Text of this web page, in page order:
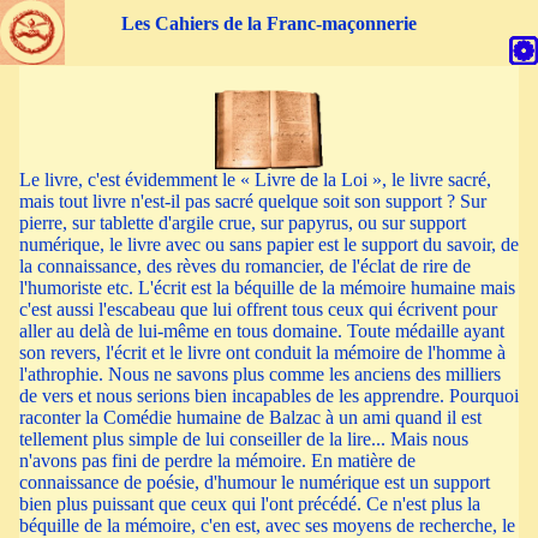
Warning
/home/u721029138/domains/cahiersdelafm.org/public_html/
: Attempt to read property "ts_alt" on null in
/home/u721029138/domains/cahiersdelafm.org/public_html/
on line
Warning: Attempt to read property "ts_lien" on null in
/home/u721029138/domains/cahiersdelafm.org/public_html/
on line152
parent->cheminfalse Array ( [0] => Tmenu Object ( [titre] =>
Éditorial du maître de danse [id] => tit_m1 [iid] => i_tit_m1 [dest]
=> "../index.php" [smenu] => 0 [smdest] => x [items] => Array ( )
[chemins] => x [chaine] =>Éditorial du maître de danse[usmenu]
=> [menuloc] => ) [1] => Tmenu Object ( [titre] => Les cahiers
parus [id] => tit_m2 [iid] => i_tit_m2 [dest] => "../index.php"
[smenu] => 0 [smdest] => parus [items] => Array ( ) [chemins] =>
parus [chaine] =>Les cahiers parus[usmenu] => [menuloc] => ) [2]
=> Tmenu Object ( [titre] => Les archives des cahiers [id] => tit_m3
[iid] => i_tit_m3 [dest] => "../index.php" [smenu] => 0 [smdest] =>
archives [items] => Array ( ) [chemins] => archives [chaine] =>
archives des cahiers [usmenu] => [menuloc] => ) [3] => Tmenu
Les Cahiers de la Franc-maçonnerie
Le livre, c'est évidemment le « Livre de la Loi », le livre sacré,
mais tout livre n'est-il pas sacré quelque soit son support ? Sur
pierre, sur tablette d'argile crue, sur papyrus, ou sur support
numérique, le livre avec ou sans papier est le support du savoir, de
la connaissance, des rèves du romancier, de l'éclat de rire de
l'humoriste etc. L'écrit est la béquille de la mémoire humaine mais
c'est aussi l'escabeau que lui offrent tous ceux qui écrivent pour
aller au delà de lui-même en tous domaine. Toute médaille ayant
son revers, l'écrit et le livre ont conduit la mémoire de l'homme à
l'athrophie. Nous ne savons plus comme les anciens des milliers
de vers et nous serions bien incapables de les apprendre. Pourquoi
raconter la Comédie humaine de Balzac à un ami quand il est
tellement plus simple de lui conseiller de la lire... Mais nous
n'avons pas fini de perdre la mémoire. En matière de
connaissance de poésie, d'humour le numérique est un support
bien plus puissant que ceux qui l'ont précédé. Ce n'est plus la
béquille de la mémoire, c'en est, avec ses moyens de recherche, le